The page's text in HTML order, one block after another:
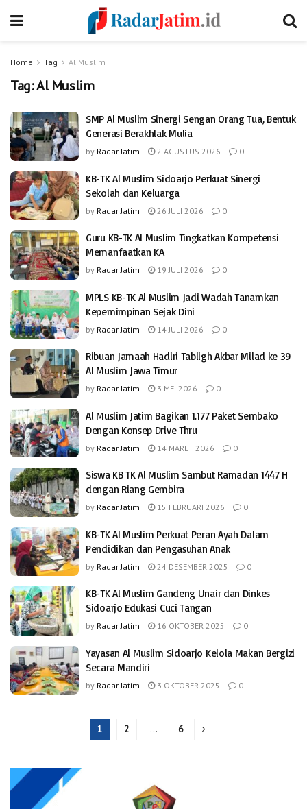
Home Tag Al Muslim
Tag:Al Muslim
SMP Al Muslim Sinergi Sengan Orang Tua, Bentuk
Generasi Berakhlak Mulia
by Radar Jatim 2 AGUSTUS 2026 0
KB-TK Al Muslim Sidoarjo Perkuat Sinergi
Sekolah dan Keluarga
by Radar Jatim 26 JULI 2026 0
Guru KB-TK Al Muslim Tingkatkan Kompetensi
Memanfaatkan KA
by Radar Jatim 19 JULI 2026 0
MPLS KB-TK Al Muslim Jadi Wadah Tanamkan
Kepemimpinan Sejak Dini
by Radar Jatim 14 JULI 2026 0
Ribuan Jamaah Hadiri Tabligh Akbar Milad ke 39
Al Muslim Jawa Timur
by Radar Jatim 3 MEI 2026 0
Al Muslim Jatim Bagikan 1.177 Paket Sembako
Dengan Konsep Drive Thru
by Radar Jatim 14 MARET 2026 0
Siswa KB TK Al Muslim Sambut Ramadan 1447 H
dengan Riang Gembira
by Radar Jatim 15 FEBRUARI 2026 0
KB-TK Al Muslim Perkuat Peran Ayah Dalam
Pendidikan dan Pengasuhan Anak
by Radar Jatim 24 DESEMBER 2025 0
KB-TK Al Muslim Gandeng Unair dan Dinkes
Sidoarjo Edukasi Cuci Tangan
by Radar Jatim 16 OKTOBER 2025 0
Yayasan Al Muslim Sidoarjo Kelola Makan Bergizi
Secara Mandiri
by Radar Jatim 3 OKTOBER 2025 0
1 2 … 6